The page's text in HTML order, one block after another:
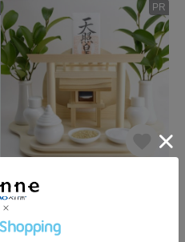
PR
16,000円
5.0(58)